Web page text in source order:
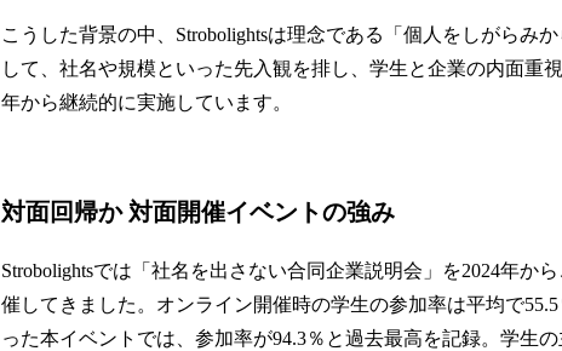
こうした背景の中、Strobolightsは理念である「個人をしがらみ
して、社名や規模といった先入観を排し、学生と企業の内面重
年から継続的に実施しています。
対面回帰か 対面開催イベントの強み
Strobolightsでは「社名を出さない合同企業説明会」を2024年か
催してきました。オンライン開催時の学生の参加率は平均で
った本イベントでは、参加率が94.3％と過去最高を記録。学生